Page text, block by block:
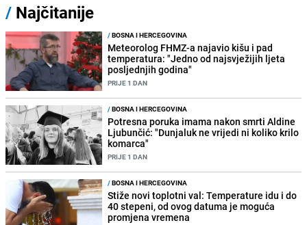
/ Najčitanije
/BOSNA I HERCEGOVINA
Meteorolog FHMZ-a najavio kišu i pad
temperatura: "Jedno od najsvježijih ljeta
posljednjih godina"
PRIJE 1 DAN
/BOSNA I HERCEGOVINA
Potresna poruka imama nakon smrti Aldine
Ljubunčić: "Dunjaluk ne vrijedi ni koliko krilo
komarca"
PRIJE 1 DAN
/BOSNA I HERCEGOVINA
Stiže novi toplotni val: Temperature idu i do
40 stepeni, od ovog datuma je moguća
promjena vremena